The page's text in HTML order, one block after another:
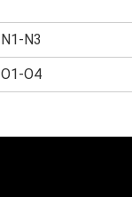
N1-N3
O1-O4